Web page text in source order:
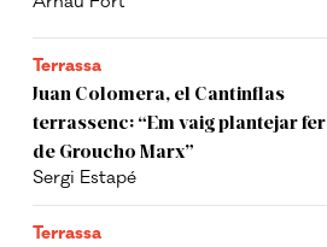
Terrassa
Juan Colomera, el Cantinflas
terrassenc: “Em vaig plantejar fer
de Groucho Marx”
Sergi Estapé
Terrassa